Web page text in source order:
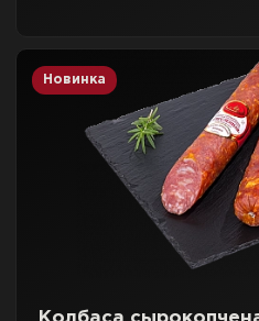
Новинка